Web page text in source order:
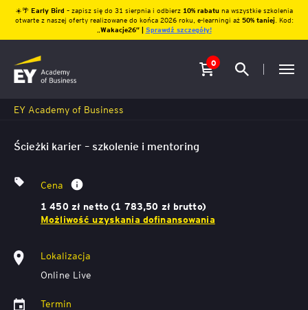
☀️🌴 Early Bird – zapisz się do 31 sierpnia i odbierz10% rabatu na wszystkie szkolenia
otwarte z naszej oferty realizowane do końca 2026 roku, e-learningi aż 50% taniej. Kod:
Wakacje26″ | Sprawdź szczegóły!
0
EY Academy of Business
Ścieżki karier – szkolenie i mentoring
Cena
1 450 zł netto (1 783,50 zł brutto)
Możliwość uzyskania dofinansowania
Lokalizacja
Online Live
Termin